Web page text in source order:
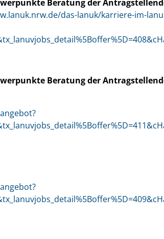
Beratung der
das-lanuk/karriere-im-
Beratung der